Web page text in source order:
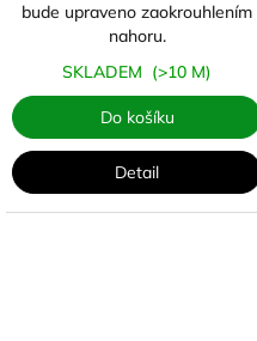
bude upraveno zaokrouhlením
nahoru.
SKLADEM (>10 M)
Do košíku
Detail